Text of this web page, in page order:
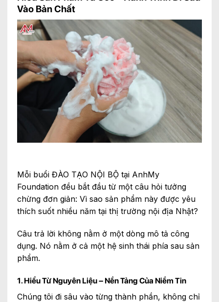
Vào Bản Chất
Mỗi buổi ĐÀO TẠO NỘI BỘ tại AnhMy
Foundation đều bắt đầu từ một câu hỏi tưởng
chừng đơn giản: Vì sao sản phẩm này được yêu
thích suốt nhiều năm tại thị trường nội địa Nhật?
Câu trả lời không nằm ở một dòng mô tả công
dụng. Nó nằm ở cả một hệ sinh thái phía sau sản
phẩm.
1. Hiểu Từ Nguyên Liệu – Nền Tảng Của Niềm Tin
Chúng tôi đi sâu vào từng thành phần, không chỉ